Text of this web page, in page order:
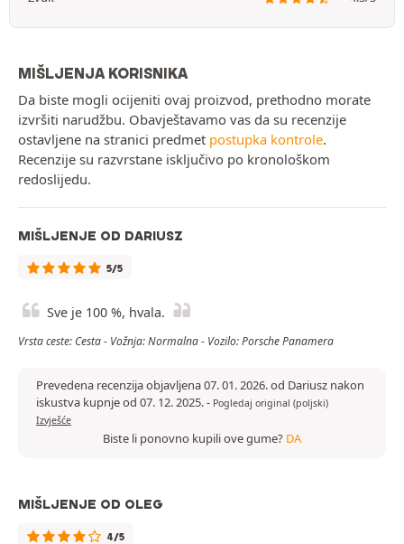
MIŠLJENJA KORISNIKA
Da biste mogli ocijeniti ovaj proizvod, prethodno morate
izvršiti narudžbu. Obavještavamo vas da su recenzije
ostavljene na stranici predmet postupka kontrole.
Recenzije su razvrstane isključivo po kronološkom
redoslijedu.
MIŠLJENJE OD DARIUSZ
5/5
Sve je 100 %, hvala.
Vrsta ceste: Cesta - Vožnja: Normalna - Vozilo: Porsche Panamera
Prevedena recenzija objavljena 07. 01. 2026. od Dariusz nakon
iskustva kupnje od 07. 12. 2025.- Pogledaj original (poljski)
Izvješće
Biste li ponovno kupili ove gume? DA
MIŠLJENJE OD OLEG
4/5